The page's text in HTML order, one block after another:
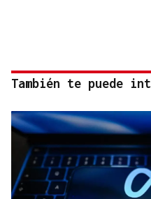
También te puede